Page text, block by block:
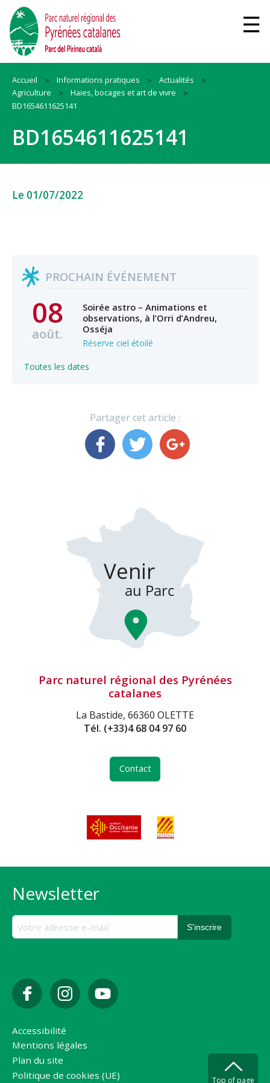
Accueil Informations pratiques
Actualités
Agriculture
Haies, bocages et art de vivre
BD1654611625141
BD1654611625141
Le 01/07/2022
PROCHAIN ÉVÉNEMENT
08
août.
Soirée astro – Animations et
observations, à l’Orri d’Andreu,
Osséja
Réserve ciel étoilé
Toutes les dates
Partager cet article :
Parc naturel régional des Pyrénées
catalanes
La Bastide, 66360 OLETTE
Tél. (+33)4 68 04 97 60
Contact
Newsletter
Accessibilité
Mentions légales
Plan du site
Politique de cookies (UE)
Top of page